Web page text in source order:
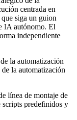
centrada en
siga un guion
IA autónomo. El
independiente
la automatización
la automatización
línea de montaje de
scripts predefinidos y